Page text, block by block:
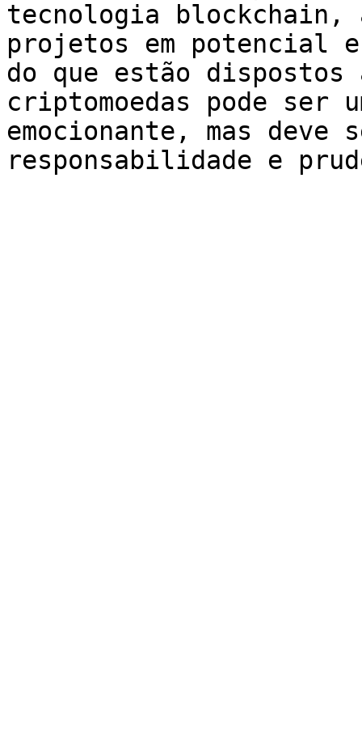
tecnologia blockchain,
projetos em potencial
do que estão dispostos
criptomoedas pode ser
emocionante, mas deve